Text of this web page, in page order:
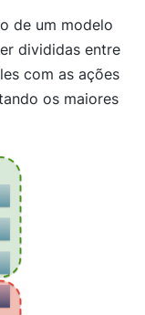
de um modelo
divididas entre
com as ações
os maiores